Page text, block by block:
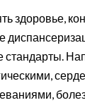
здоровье,
стандарты.